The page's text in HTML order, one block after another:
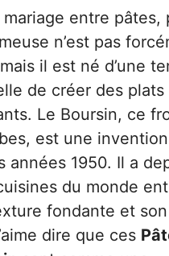
entre pâtes,
n’est pas
il est né d’une
de créer des plats
Le Boursin, ce
est une invention
années 1950. Il a
du monde
fondante et
dire que ces